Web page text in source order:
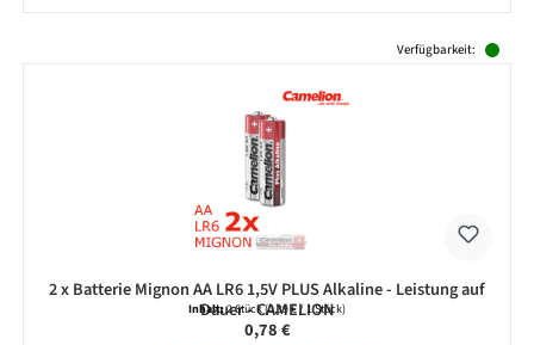
Verfügbarkeit:
2 x Batterie Mignon AA LR6 1,5V PLUS Alkaline - Leistung auf
Dauer - CAMELION
Inhalt:2 Stück(0,39 € / 1 Stück)
Regulärer Preis:
0,78 €